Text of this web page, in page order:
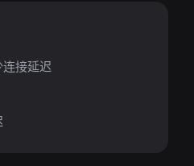
接延迟